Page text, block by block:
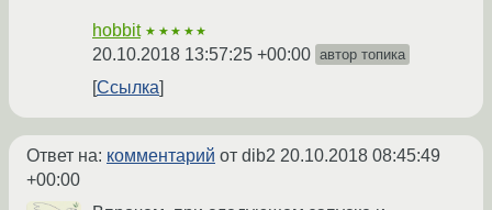
hobbit ★★★★★
20.10.2018 13:57:25 +00:00 автор топика
Ссылка
Ответ на: комментарий от dib2 20.10.2018 08:45:49
+00:00